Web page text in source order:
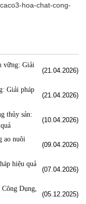
hoa-chat-cong-
vững: Giải
(21.04.2026)
Giải pháp
(21.04.2026)
thủy sản:
(10.04.2026)
ao nuôi
(09.04.2026)
hiệu quả
(07.04.2026)
Dụng,
(05.12.2025)